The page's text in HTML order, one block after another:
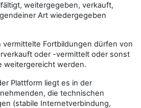
weitergegeben, verkauft,
Art wiedergegeben
Fortbildungen dürfen von
oder -vermittelt oder sonst
weitergereicht werden.
Plattform liegt es in der
die technischen
(stabile Internetverbindung,